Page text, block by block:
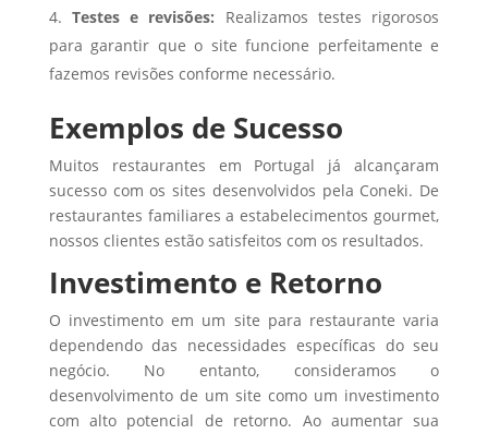
Testes e revisões: Realizamos testes rigorosos
para garantir que o site funcione perfeitamente e
fazemos revisões conforme necessário.
Exemplos de Sucesso
Muitos restaurantes em Portugal já alcançaram
sucesso com os sites desenvolvidos pela Coneki. De
restaurantes familiares a estabelecimentos gourmet,
nossos clientes estão satisfeitos com os resultados.
Investimento e Retorno
O investimento em um site para restaurante varia
dependendo das necessidades específicas do seu
negócio. No entanto, consideramos o
desenvolvimento de um site como um investimento
com alto potencial de retorno. Ao aumentar sua